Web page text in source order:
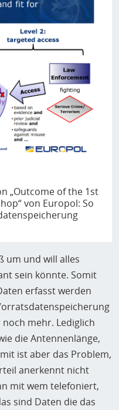
„Outcome of the 1st
von Europol: So
um und will alles
sein könnte. Somit
erfasst werden
mehr. Lediglich
die Antennenlänge,
ist aber das Problem,
anerkennt nicht
mit wem telefoniert,
sind Daten die das